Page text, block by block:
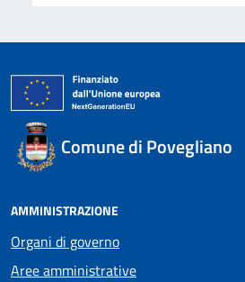
Comune di Povegliano
AMMINISTRAZIONE
Organi di governo
Aree amministrative